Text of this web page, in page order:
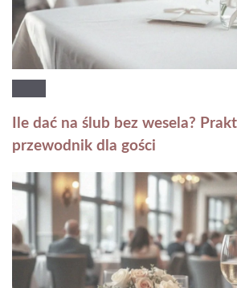
Ile dać na ślub bez wesela?
przewodnik dla gości